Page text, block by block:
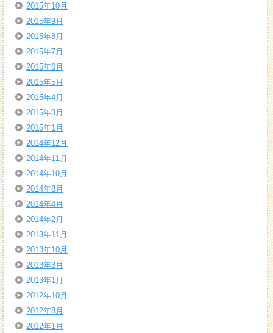
2015年10月
2015年9月
2015年8月
2015年7月
2015年6月
2015年5月
2015年4月
2015年3月
2015年1月
2014年12月
2014年11月
2014年10月
2014年8月
2014年4月
2014年2月
2013年11月
2013年10月
2013年3月
2013年1月
2012年10月
2012年8月
2012年1月